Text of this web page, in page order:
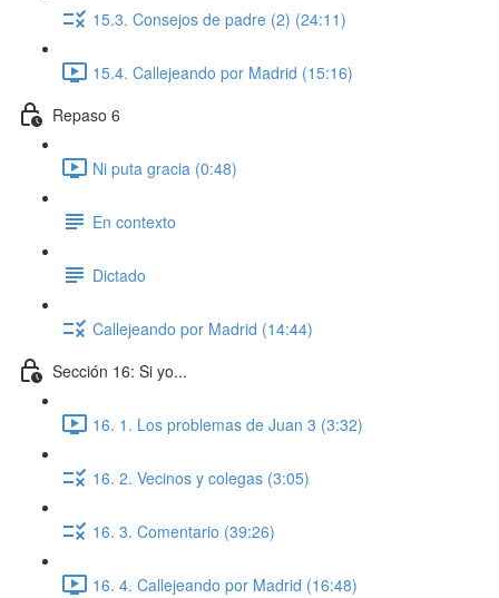
15.3. Consejos de padre (2) (24:11)
15.4. Callejeando por Madrid (15:16)
Repaso 6
Ni puta gracia (0:48)
En contexto
Dictado
Callejeando por Madrid (14:44)
Sección 16: Si yo...
16. 1. Los problemas de Juan 3 (3:32)
16. 2. Vecinos y colegas (3:05)
16. 3. Comentario (39:26)
16. 4. Callejeando por Madrid (16:48)